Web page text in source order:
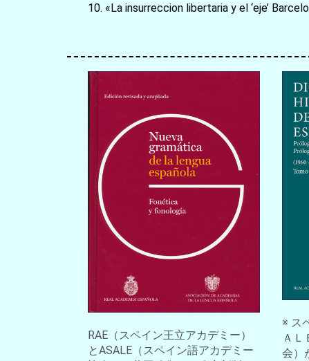
10. «La insurreccion libertaria y el ‘eje’
RAE（スペイン王立アカデミー）
とASALE（スペイン語アカデミー
※ ス
ＡＬ
会）